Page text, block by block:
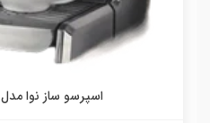
اسپرسو ساز نوا مدل NCM-159EXPS